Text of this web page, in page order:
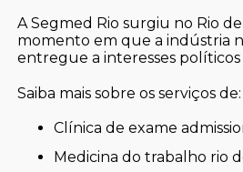
A Segmed Rio surgiu no Rio
momento em que a indústria
entregue a interesses políticos
Saiba mais sobre os serviços de:
clínica de exame
medicina do trabalho rio